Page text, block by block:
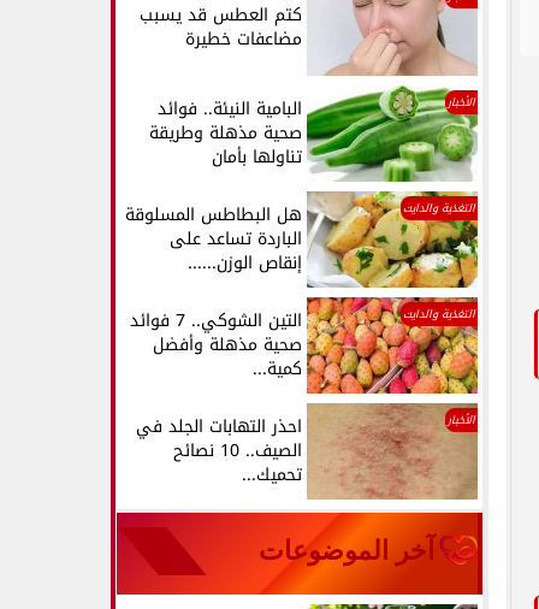
كتم العطس قد يسبب
مضاعفات خطيرة
الأخبار البامية النيئة.. فوائد
صحية مذهلة وطريقة
تناولها بأمان
التغذية والدايت هل البطاطس المسلوقة
الباردة تساعد على
إنقاص الوزن......
التغذية والدايت التين الشوكي.. 7 فوائد
صحية مذهلة وأفضل
كمية...
الأخبار احذر التهابات الجلد في
الصيف.. 10 نصائح
تحميك...
آخر الموضوعات